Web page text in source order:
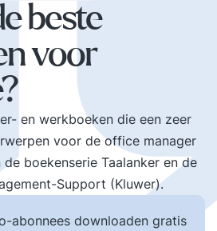
beste
voor
en werkboeken die een zeer
voor de office manager
boekenserie Taalanker en de
Support (Kluwer).
abonnees downloaden gratis